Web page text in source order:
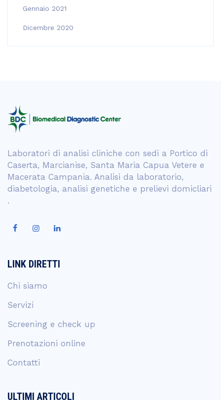
Gennaio 2021
Dicembre 2020
Laboratori di analisi cliniche con sedi a Portico di
Caserta, Marcianise, Santa Maria Capua Vetere e
Macerata Campania. Analisi da laboratorio,
diabetologia, analisi genetiche e prelievi domicliari
.
LINK DIRETTI
Chi siamo
Servizi
Screening e check up
Prenotazioni online
Contatti
ULTIMI ARTICOLI